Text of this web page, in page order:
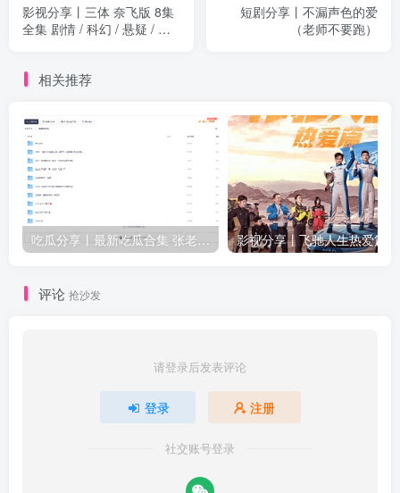
影视分享丨三体 奈飞版 8集
全集 剧情 / 科幻 / 悬疑 / 奇
短剧分享丨不漏声色的爱
（老师不要跑）
相关推荐
吃瓜分享丨最新吃瓜合集 张老师与学生等众多新瓜
评论 抢沙发
请登录后发表评论
登录 注册
社交账号登录